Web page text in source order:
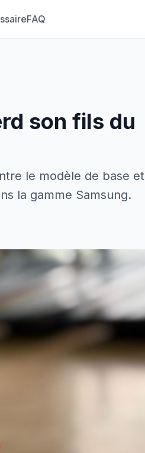
FAQ
son fils du
le modèle de base et
la gamme Samsung.